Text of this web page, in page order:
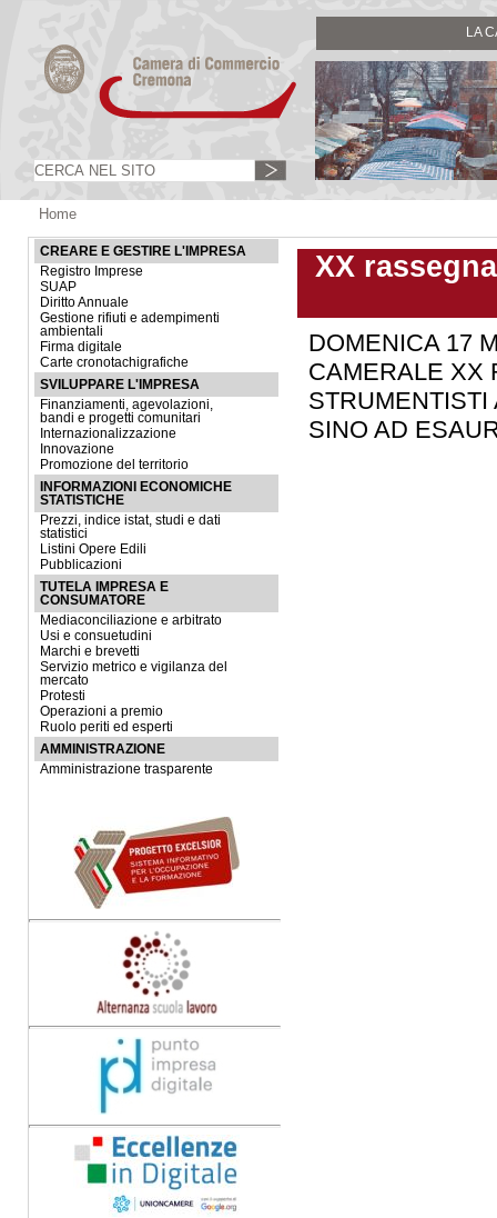
LA
Home
CREARE E GESTIRE L'IMPRESA
Registro Imprese
SUAP
Diritto Annuale
Gestione rifiuti e adempimenti
ambientali
Firma digitale
Carte cronotachigrafiche
SVILUPPARE L'IMPRESA
Finanziamenti, agevolazioni,
bandi e progetti comunitari
Internazionalizzazione
Innovazione
Promozione del territorio
INFORMAZIONI ECONOMICHE
STATISTICHE
Prezzi, indice istat, studi e dati
statistici
Listini Opere Edili
Pubblicazioni
TUTELA IMPRESA E
CONSUMATORE
Mediaconciliazione e arbitrato
Usi e consuetudini
Marchi e brevetti
Servizio metrico e vigilanza del
mercato
Protesti
Operazioni a premio
Ruolo periti ed esperti
AMMINISTRAZIONE
Amministrazione trasparente
XX
DOMENICA 17
CAMERALE XX
STRUMENTISTI
SINO AD